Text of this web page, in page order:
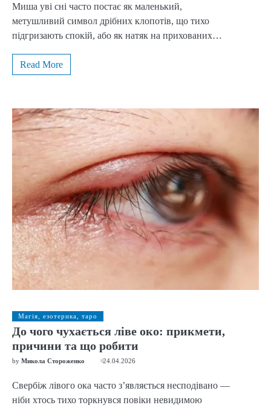
Миша уві сні часто постає як маленький,
метушливий символ дрібних клопотів, що тихо
підгризають спокій, або як натяк на прихованих…
Read More
Магія, езотерика, таро
До чого чухається ліве око: прикмети,
причини та що робити
by Микола Стороженко 24.04.2026
Свербіж лівого ока часто з’являється несподівано —
ніби хтось тихо торкнувся повіки невидимою